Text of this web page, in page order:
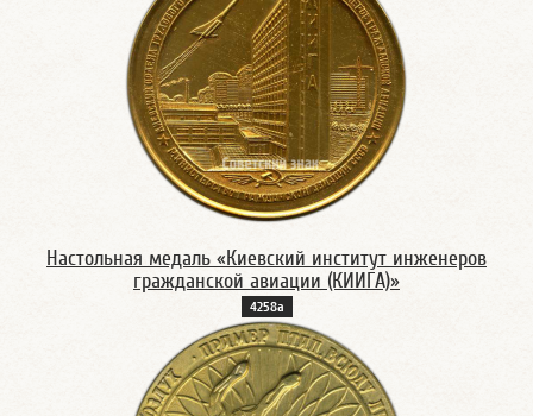
Настольная медаль «Киевский институт инженеров
гражданской авиации (КИИГА)»
4258а